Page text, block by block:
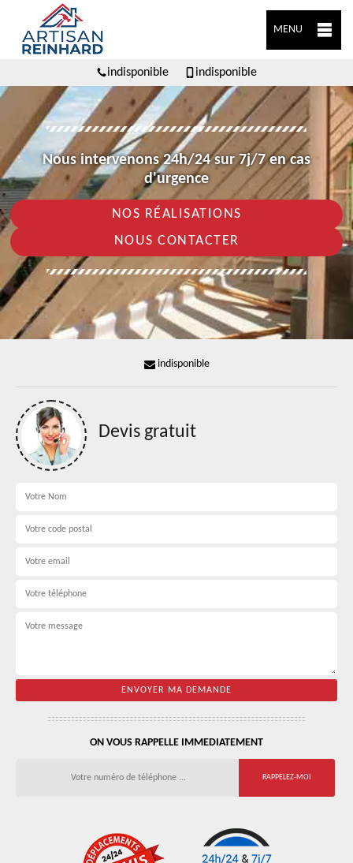
MENU
indisponible indisponible
Nous intervenons 24h/24 sur 7j/7 en cas
d'urgence
NOS RÉALISATIONS
NOUS CONTACTER
indisponible
Devis gratuit
ON VOUS RAPPELLE IMMEDIATEMENT